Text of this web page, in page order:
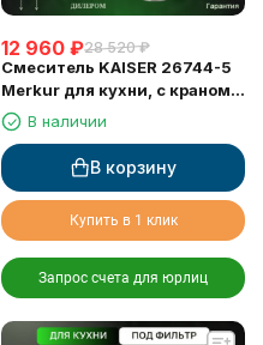
12 960 ₽28 520 ₽
Смеситель KAISER 26744-5
Merkur для кухни, с краном
для питьевой воды, серебро
В наличии
В корзину
Купить в 1 клик
Запрос счета для юрлиц